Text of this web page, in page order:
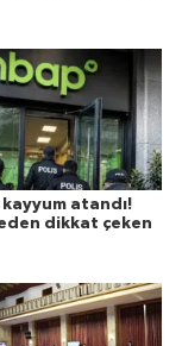
atandı!
dikkat çeken